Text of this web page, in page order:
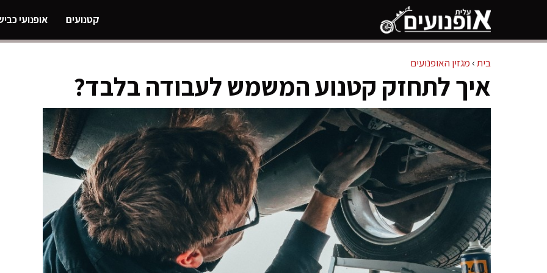
קטנועים אופנועי
בית› מגזין האופנועים
איך לתחזק קטנוע המשמש לעבודה בלבד?